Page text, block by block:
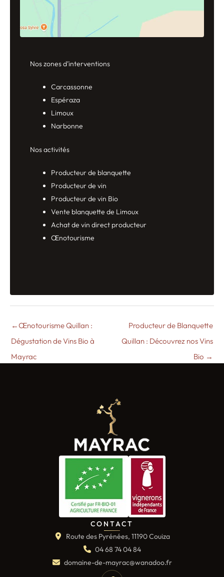
Nos zones d’interventions
Carcassonne
Espéraza
Limoux
Narbonne
Nos activités
Producteur de blanquette
Producteur de vin
Producteur de vin Bio
Vente blanquette de Limoux
Achat de vin direct producteur
Œnotourisme
←Œnotourisme Quillan :
Dégustation de Vins Bio à
Mayrac
Producteur de Blanquette
Quillan : Découvrez nos Vins
Bio →
CONTACT
Route des Pyrénées, 11190 Couiza
04 68 74 04 84
domaine-de-mayrac@wanadoo.fr